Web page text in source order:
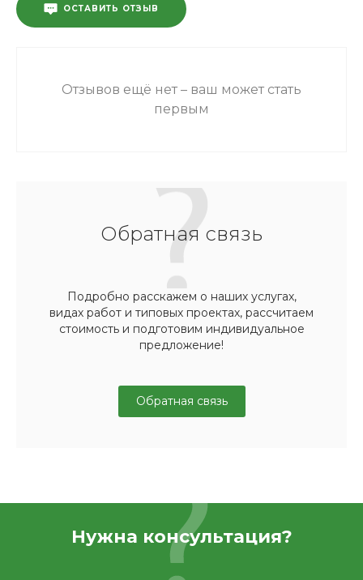
ОСТАВИТЬ ОТЗЫВ
Отзывов ещё нет – ваш может стать
первым
Обратная связь
Подробно расскажем о наших услугах,
видах работ и типовых проектах, рассчитаем
стоимость и подготовим индивидуальное
предложение!
Обратная связь
Нужна консультация?